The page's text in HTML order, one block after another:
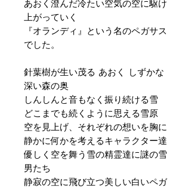
あおく澄んだ冷たい空気の空に駆け
上がっていく
『オランディ』という名のペガサス
でした。
針葉樹が生い茂る あおく しずかな
深い森の奥
しんしんと音もなく振り続ける雪
どこまでも続くように思える雪原
空を見上げ、それぞれの想いを胸に
静かに何かを考えるキャラクター達
優しく空を舞う雪の精霊達に謎の雪
男たち
静寂の空に飛び立つ美しい白いペガ